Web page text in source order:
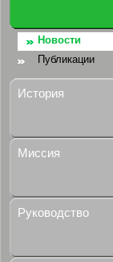
Новости
Публикации
История
Миссия
Руководство